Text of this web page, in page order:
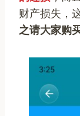
财产损失，
之请大家购